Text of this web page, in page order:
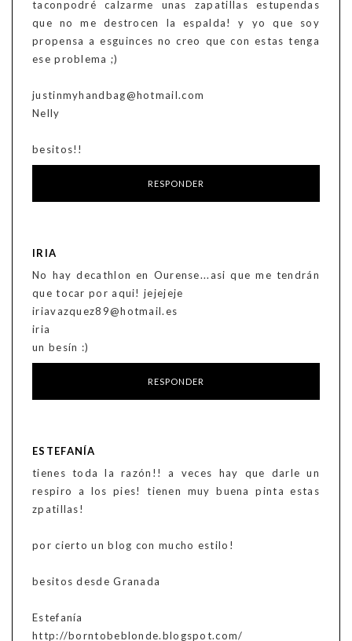
taconpodré calzarme unas zapatillas estupendas
que no me destrocen la espalda! y yo que soy
propensa a esguinces no creo que con estas tenga
ese problema ;)
justinmyhandbag@hotmail.com
Nelly
besitos!!
RESPONDER
IRIA
No hay decathlon en Ourense...asi que me tendrán
que tocar por aqui! jejejeje
iriavazquez89@hotmail.es
iria
un besín :)
RESPONDER
ESTEFANÍA
tienes toda la razón!! a veces hay que darle un
respiro a los pies! tienen muy buena pinta estas
zpatillas!
por cierto un blog con mucho estilo!
besitos desde Granada
Estefanía
http://borntobeblonde.blogspot.com/